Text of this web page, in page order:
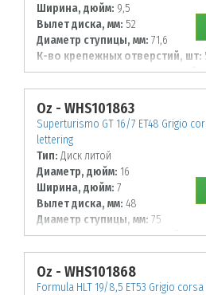
Ширина, дюйм: 9,5
Вылет диска, мм: 52
Диаметр ступицы, мм: 71,6
К-во крепежных отверстий, шт:
Диаметр располож. отверстий,
130
Oz - WHS101863
Superturismo GT 16/7 ET48 Grigio
lettering
Тип: Диск литой
Диаметр, дюйм: 16
Ширина, дюйм: 7
Вылет диска, мм: 48
Диаметр ступицы, мм: 75
К-во крепежных отверстий, шт:
Диаметр располож. отверстий,
112
Oz - WHS101868
Formula HLT 19/8,5 ET53 Grigio